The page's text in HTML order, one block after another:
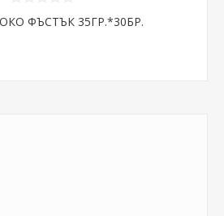
ФЪСТЪК 35ГР.*30БР.